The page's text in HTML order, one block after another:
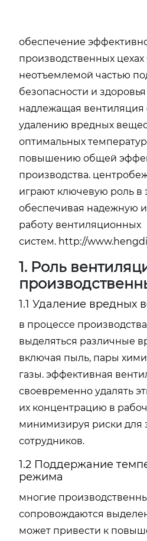
обеспечение
производственных цехах
неотъемлемой частью
безопасности и
надлежащая вентиляция
удалению вредных
оптимальных
повышению общей
производства.
играют ключевую роль в
обеспечивая надежную
работу вентиляционных
систем. http://
1. Роль
1.1 Удаление вредных
в процессе
выделяться различные
включая пыль, пары
газы. эффективная
своевременно удалять
их концентрацию в
минимизируя риски для
сотрудников.
1.2 Поддержание
режима
многие
сопровождаются
может привести к